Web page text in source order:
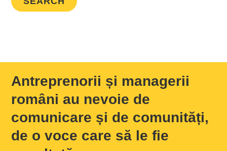
Antreprenorii și managerii
români au nevoie de
comunicare și de comunități,
de o voce care să le fie